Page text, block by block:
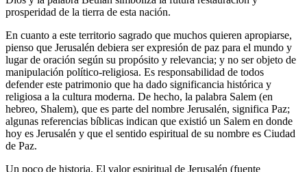
prosperidad de la tierra de esta nación.
En cuanto a este territorio sagrado que muchos quieren apropiarse,
pienso que Jerusalén debiera ser expresión de paz para el mundo y
lugar de oración según su propósito y relevancia; y no ser objeto de
manipulación político-religiosa. Es responsabilidad de todos
defender este patrimonio que ha dado significancia histórica y
religiosa a la cultura moderna. De hecho, la palabra Salem (en
hebreo, Shalem), que es parte del nombre Jerusalén, significa Paz;
algunas referencias bíblicas indican que existió un Salem en donde
hoy es Jerusalén y que el sentido espiritual de su nombre es Ciudad
de Paz.
Un poco de historia. El valor espiritual de Jerusalén (fuente